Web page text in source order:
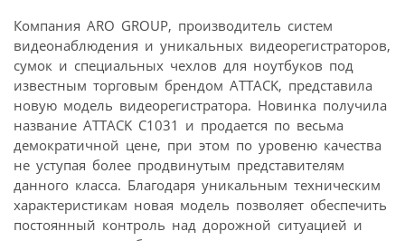
Компания ARO GROUP, производитель систем
видеонаблюдения и уникальных видеорегистраторов,
сумок и специальных чехлов для ноутбуков под
известным торговым брендом ATTACK, представила
новую модель видеорегистратора. Новинка получила
название ATTACK С1031 и продается по весьма
демократичной цене, при этом по уровеню качества
не уступая более продвинутым представителям
данного класса. Благодаря уникальным техническим
характеристикам новая модель позволяет обеспечить
постоянный контроль над дорожной ситуацией и